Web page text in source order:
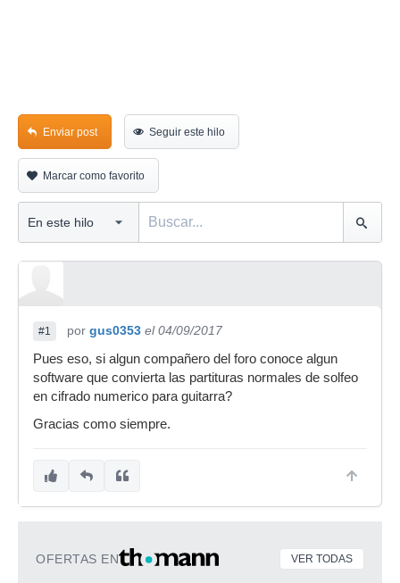
Enviar post Seguir este hilo
Marcar como favorito
#1 por gus0353 el 04/09/2017
Pues eso, si algun compañero del foro conoce algun
software que convierta las partituras normales de solfeo
en cifrado numerico para guitarra?
Gracias como siempre.
OFERTAS EN VER TODAS